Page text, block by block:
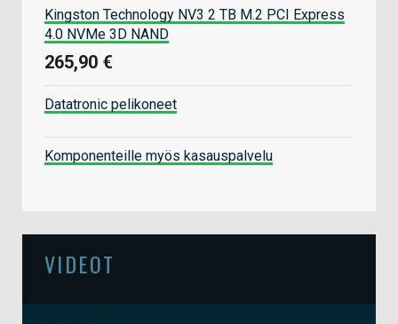
Kingston Technology NV3 2 TB M.2 PCI Express
4.0 NVMe 3D NAND
265,90 €
Datatronic pelikoneet
Komponenteille myös kasauspalvelu
VIDEOT